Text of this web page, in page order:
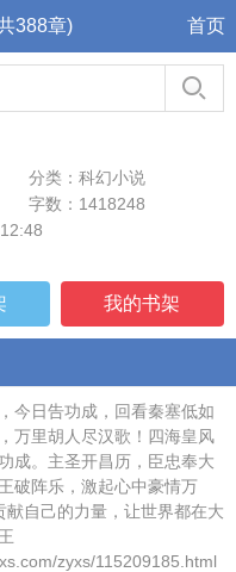
388章) 首页
分类：科幻小说
字数：1418248
我的书架
今日告功成，回看秦塞低如
万里胡人尽汉歌！四海皇风
成。主圣开昌历，臣忠奉大
破阵乐，激起心中豪情万
自己的力量，让世界都在大
zyxs/115209185.html